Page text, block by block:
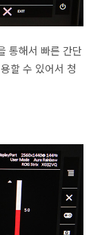
통해서 빠른 간단
할 수 있어서 청